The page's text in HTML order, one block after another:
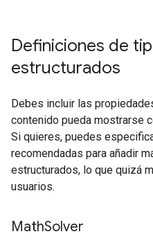
Definiciones de
estructurados
Debes incluir las
contenido pueda mostrarse
Si quieres, puedes
recomendadas para añadir
estructurados, lo que quizá
usuarios.
MathSolver